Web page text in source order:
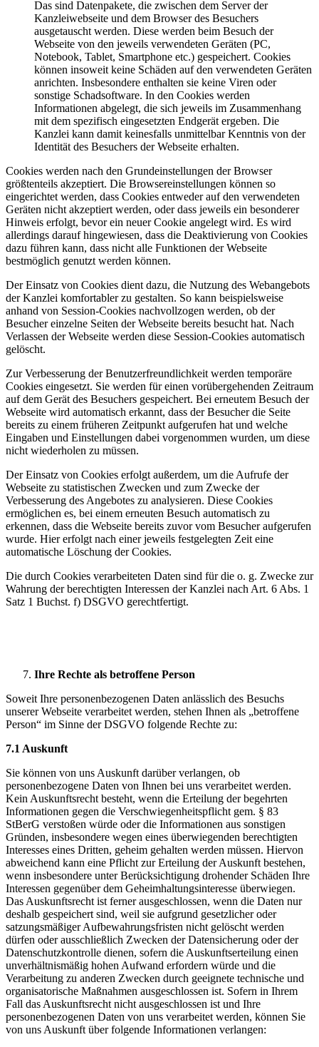
Das sind Datenpakete, die zwischen dem Server der
Kanzleiwebseite und dem Browser des Besuchers
ausgetauscht werden. Diese werden beim Besuch der
Webseite von den jeweils verwendeten Geräten (PC,
Notebook, Tablet, Smartphone etc.) gespeichert. Cookies
können insoweit keine Schäden auf den verwendeten Geräten
anrichten. Insbesondere enthalten sie keine Viren oder
sonstige Schadsoftware. In den Cookies werden
Informationen abgelegt, die sich jeweils im Zusammenhang
mit dem spezifisch eingesetzten Endgerät ergeben. Die
Kanzlei kann damit keinesfalls unmittelbar Kenntnis von der
Identität des Besuchers der Webseite erhalten.
Cookies werden nach den Grundeinstellungen der Browser
größtenteils akzeptiert. Die Browsereinstellungen können so
eingerichtet werden, dass Cookies entweder auf den verwendeten
Geräten nicht akzeptiert werden, oder dass jeweils ein besonderer
Hinweis erfolgt, bevor ein neuer Cookie angelegt wird. Es wird
allerdings darauf hingewiesen, dass die Deaktivierung von Cookies
dazu führen kann, dass nicht alle Funktionen der Webseite
bestmöglich genutzt werden können.
Der Einsatz von Cookies dient dazu, die Nutzung des Webangebots
der Kanzlei komfortabler zu gestalten. So kann beispielsweise
anhand von Session-Cookies nachvollzogen werden, ob der
Besucher einzelne Seiten der Webseite bereits besucht hat. Nach
Verlassen der Webseite werden diese Session-Cookies automatisch
gelöscht.
Zur Verbesserung der Benutzerfreundlichkeit werden temporäre
Cookies eingesetzt. Sie werden für einen vorübergehenden Zeitraum
auf dem Gerät des Besuchers gespeichert. Bei erneutem Besuch der
Webseite wird automatisch erkannt, dass der Besucher die Seite
bereits zu einem früheren Zeitpunkt aufgerufen hat und welche
Eingaben und Einstellungen dabei vorgenommen wurden, um diese
nicht wiederholen zu müssen.
Der Einsatz von Cookies erfolgt außerdem, um die Aufrufe der
Webseite zu statistischen Zwecken und zum Zwecke der
Verbesserung des Angebotes zu analysieren. Diese Cookies
ermöglichen es, bei einem erneuten Besuch automatisch zu
erkennen, dass die Webseite bereits zuvor vom Besucher aufgerufen
wurde. Hier erfolgt nach einer jeweils festgelegten Zeit eine
automatische Löschung der Cookies.
Die durch Cookies verarbeiteten Daten sind für die o. g. Zwecke zur
Wahrung der berechtigten Interessen der Kanzlei nach Art. 6 Abs. 1
Satz 1 Buchst. f) DSGVO gerechtfertigt.
Ihre Rechte als betroffene Person
Soweit Ihre personenbezogenen Daten anlässlich des Besuchs
unserer Webseite verarbeitet werden, stehen Ihnen als „betroffene
Person“ im Sinne der DSGVO folgende Rechte zu:
7.1 Auskunft
Sie können von uns Auskunft darüber verlangen, ob
personenbezogene Daten von Ihnen bei uns verarbeitet werden.
Kein Auskunftsrecht besteht, wenn die Erteilung der begehrten
Informationen gegen die Verschwiegenheitspflicht gem. § 83
StBerG verstoßen würde oder die Informationen aus sonstigen
Gründen, insbesondere wegen eines überwiegenden berechtigten
Interesses eines Dritten, geheim gehalten werden müssen. Hiervon
abweichend kann eine Pflicht zur Erteilung der Auskunft bestehen,
wenn insbesondere unter Berücksichtigung drohender Schäden Ihre
Interessen gegenüber dem Geheimhaltungsinteresse überwiegen.
Das Auskunftsrecht ist ferner ausgeschlossen, wenn die Daten nur
deshalb gespeichert sind, weil sie aufgrund gesetzlicher oder
satzungsmäßiger Aufbewahrungsfristen nicht gelöscht werden
dürfen oder ausschließlich Zwecken der Datensicherung oder der
Datenschutzkontrolle dienen, sofern die Auskunftserteilung einen
unverhältnismäßig hohen Aufwand erfordern würde und die
Verarbeitung zu anderen Zwecken durch geeignete technische und
organisatorische Maßnahmen ausgeschlossen ist. Sofern in Ihrem
Fall das Auskunftsrecht nicht ausgeschlossen ist und Ihre
personenbezogenen Daten von uns verarbeitet werden, können Sie
von uns Auskunft über folgende Informationen verlangen: